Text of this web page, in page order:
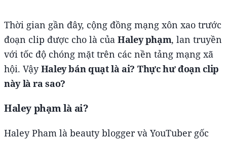
Thời gian gần đây, cộng đồng mạng xôn xao trước
đoạn clip được cho là của Haley phạm, lan truyền
với tốc độ chóng mặt trên các nền tảng mạng xã
hội. VậyHaley bán quạt là ai? Thực hư đoạn clip
này là ra sao?
Haley phạm là ai?
Haley Pham là beauty blogger và YouTuber gốc